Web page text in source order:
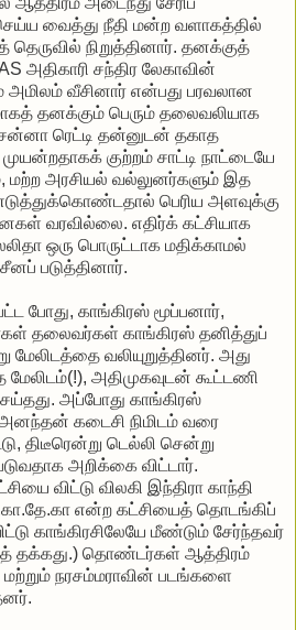
வைத்து நீதி மன்ற வளாகத்தில்
நிறுத்தினார். தனக்குத்
அதிகாரி சந்திர லேகாவின்
அமிலம் வீசினார் என்பது பரவலான
தனக்கும் பெரும் தலைவலியாக
ரெட்டி தன்னுடன் தகாத
குற்றம் சாட்டி நாட்டையே
மற்ற அரசியல் வல்லுனர்களும் இத
பெரிய அளவுக்கு
வரவில்லை. எதிர்க் கட்சியாக
ஒரு பொருட்டாக மதிக்காமல்
படுத்தினார்.
போது, காங்கிரஸ் மூப்பனார்,
தலைவர்கள் காங்கிரஸ் தனித்துப்
வலியுறுத்தினர். அது
அதிமுகவுடன் கூட்டணி
அப்போது காங்கிரஸ்
கடைசி நிமிடம் வரை
திடீரென்று டெல்லி சென்று
அறிக்கை விட்டார்.
விட்டு விலகி இந்திரா காந்தி
என்ற கட்சியைத் தொடங்கிப்
காங்கிரசிலேயே மீண்டும் சேர்ந்தவர்
தக்கது.) தொண்டர்கள் ஆத்திரம்
நரசம்மராவின் படங்களை